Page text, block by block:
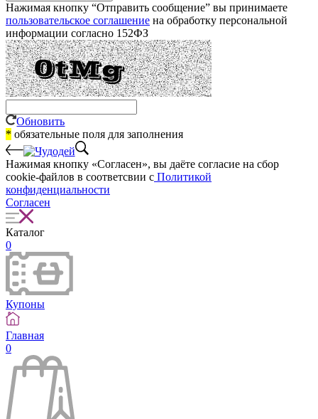
Нажимая кнопку “Отправить сообщение” вы принимаете
пользовательское соглашение на обработку персональной
информации согласно 152ФЗ
Обновить
* обязательные поля для заполнения
Нажимая кнопку «Согласен», вы даёте cогласие на сбор
cookie-файлов в соответсвии с Политикой
конфиденциальности
Согласен
Каталог
0
Купоны
Главная
0